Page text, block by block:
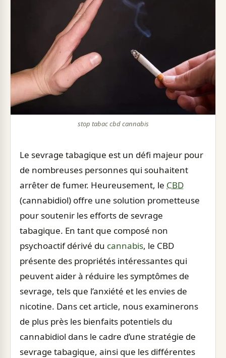
stop tabac cbd cannabis
Le sevrage tabagique est un défi majeur pour
de nombreuses personnes qui souhaitent
arrêter de fumer. Heureusement, le CBD
(cannabidiol) offre une solution prometteuse
pour soutenir les efforts de sevrage
tabagique. En tant que composé non
psychoactif dérivé du cannabis, le CBD
présente des propriétés intéressantes qui
peuvent aider à réduire les symptômes de
sevrage, tels que l’anxiété et les envies de
nicotine. Dans cet article, nous examinerons
de plus près les bienfaits potentiels du
cannabidiol dans le cadre d’une stratégie de
sevrage tabagique, ainsi que les différentes